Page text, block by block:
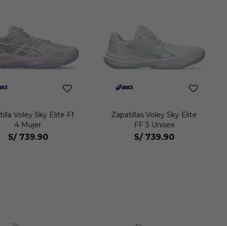
Voley Sky Elite Ff
4 Mujer
S/ 739.90
Zapatillas Voley Sky Elite
FF 3 Unisex
S/ 739.90